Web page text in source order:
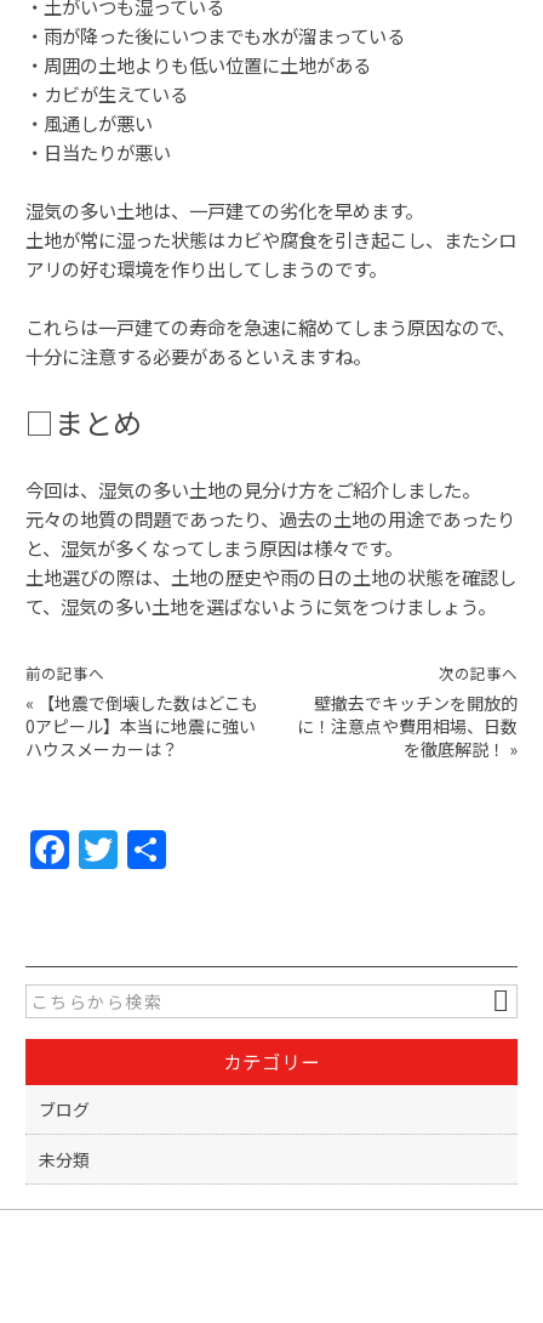
・土がいつも湿っている
・雨が降った後にいつまでも水が溜まっている
・周囲の土地よりも低い位置に土地がある
・カビが生えている
・風通しが悪い
・日当たりが悪い
湿気の多い土地は、一戸建ての劣化を早めます。
土地が常に湿った状態はカビや腐食を引き起こし、またシロ
アリの好む環境を作り出してしまうのです。
これらは一戸建ての寿命を急速に縮めてしまう原因なので、
十分に注意する必要があるといえますね。
□まとめ
今回は、湿気の多い土地の見分け方をご紹介しました。
元々の地質の問題であったり、過去の土地の用途であったり
と、湿気が多くなってしまう原因は様々です。
土地選びの際は、土地の歴史や雨の日の土地の状態を確認し
て、湿気の多い土地を選ばないように気をつけましょう。
前の記事へ
«
【地震で倒壊した数はどこも
0アピール】本当に地震に強い
ハウスメーカーは？
次の記事へ
壁撤去でキッチンを開放的
に！注意点や費用相場、日数
を徹底解説！ »
F
a
e
b
o
o
k
T
w
er
カテゴリー
ブログ
未分類